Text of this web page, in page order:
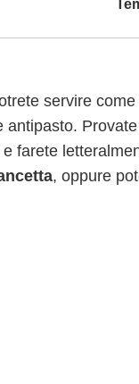
servire
e farete
, oppure